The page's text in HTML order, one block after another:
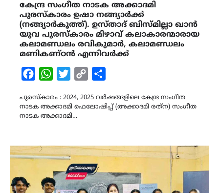
കേന്ദ്ര സംഗീത നാടക അക്കാദമി
പുരസ്‌കാരം ഉഷാ നങ്ങ്യാർക്ക്
(നങ്ങ്യാർകൂത്ത്). ഉസ്താദ് ബിസ്മില്ലാ ഖാൻ
യുവ പുരസ്‌കാരം മിഴാവ് കലാകാരന്മാരായ
കലാമണ്ഡലം രവികുമാർ, കലാമണ്ഡലം
മണികണ്ഠൻ എന്നിവർക്ക്
FacebookWhatsAppTwitterCopy
പുരസ്‌കാരം : 2024, 2025 വർഷങ്ങളിലെ കേന്ദ്ര സംഗീത
നാടക അക്കാദമി ഫെലോഷിപ്പ് (അക്കാദമി രത്‌ന) സംഗീത
നാടക അക്കാദമി…